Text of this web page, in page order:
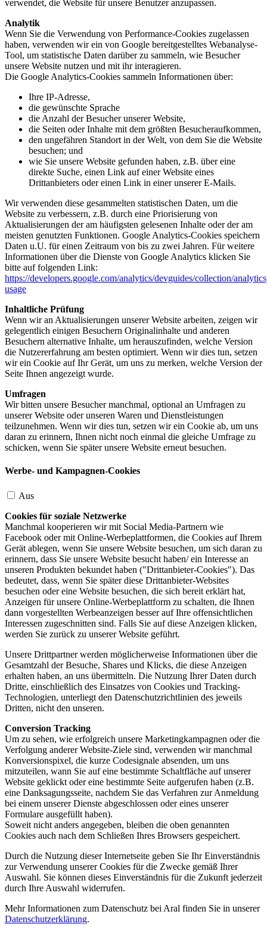
verwendet, die Website für unsere Benutzer anzupassen.
Analytik
Wenn Sie die Verwendung von Performance-Cookies zugelassen
haben, verwenden wir ein von Google bereitgestelltes Webanalyse-
Tool, um statistische Daten darüber zu sammeln, wie Besucher
unsere Website nutzen und mit ihr interagieren.
Die Google Analytics-Cookies sammeln Informationen über:
Ihre IP-Adresse,
die gewünschte Sprache
die Anzahl der Besucher unserer Website,
die Seiten oder Inhalte mit dem größten Besucheraufkommen,
den ungefähren Standort in der Welt, von dem Sie die Website
besuchen; und
wie Sie unsere Website gefunden haben, z.B. über eine
direkte Suche, einen Link auf einer Website eines
Drittanbieters oder einen Link in einer unserer E-Mails.
Wir verwenden diese gesammelten statistischen Daten, um die
Website zu verbessern, z.B. durch eine Priorisierung von
Aktualisierungen der am häufigsten gelesenen Inhalte oder der am
meisten genutzten Funktionen. Google Analytics-Cookies speichern
Daten u.U. für einen Zeitraum von bis zu zwei Jahren. Für weitere
Informationen über die Dienste von Google Analytics klicken Sie
bitte auf folgenden Link:
https://developers.google.com/analytics/devguides/collection/
usage
Inhaltliche Prüfung
Wenn wir an Aktualisierungen unserer Website arbeiten, zeigen wir
gelegentlich einigen Besuchern Originalinhalte und anderen
Besuchern alternative Inhalte, um herauszufinden, welche Version
die Nutzererfahrung am besten optimiert. Wenn wir dies tun, setzen
wir ein Cookie auf Ihr Gerät, um uns zu merken, welche Version der
Seite Ihnen angezeigt wurde.
Umfragen
Wir bitten unsere Besucher manchmal, optional an Umfragen zu
unserer Website oder unseren Waren und Dienstleistungen
teilzunehmen. Wenn wir dies tun, setzen wir ein Cookie ab, um uns
daran zu erinnern, Ihnen nicht noch einmal die gleiche Umfrage zu
schicken, wenn Sie später unsere Website erneut besuchen.
Werbe- und Kampagnen-Cookies
Aus
Cookies für soziale Netzwerke
Manchmal kooperieren wir mit Social Media-Partnern wie
Facebook oder mit Online-Werbeplattformen, die Cookies auf Ihrem
Gerät ablegen, wenn Sie unsere Website besuchen, um sich daran zu
erinnern, dass Sie unsere Website besucht haben/ ein Interesse an
unseren Produkten bekundet haben ("Drittanbieter-Cookies"). Das
bedeutet, dass, wenn Sie später diese Drittanbieter-Websites
besuchen oder eine Website besuchen, die sich bereit erklärt hat,
Anzeigen für unsere Online-Werbeplattform zu schalten, die Ihnen
dann vorgestellten Werbeanzeigen besser auf Ihre offensichtlichen
Interessen zugeschnitten sind. Falls Sie auf diese Anzeigen klicken,
werden Sie zurück zu unserer Website geführt.
Unsere Drittpartner werden möglicherweise Informationen über die
Gesamtzahl der Besuche, Shares und Klicks, die diese Anzeigen
erhalten haben, an uns übermitteln. Die Nutzung Ihrer Daten durch
Dritte, einschließlich des Einsatzes von Cookies und Tracking-
Technologien, unterliegt den Datenschutzrichtlinien des jeweils
Dritten, nicht den unseren.
Conversion Tracking
Um zu sehen, wie erfolgreich unsere Marketingkampagnen oder die
Verfolgung anderer Website-Ziele sind, verwenden wir manchmal
Konversionspixel, die kurze Codesignale absenden, um uns
mitzuteilen, wann Sie auf eine bestimmte Schaltfläche auf unserer
Website geklickt oder eine bestimmte Seite aufgerufen haben (z.B.
eine Danksagungsseite, nachdem Sie das Verfahren zur Anmeldung
bei einem unserer Dienste abgeschlossen oder eines unserer
Formulare ausgefüllt haben).
Soweit nicht anders angegeben, bleiben die oben genannten
Cookies auch nach dem Schließen Ihres Browsers gespeichert.
Durch die Nutzung dieser Internetseite geben Sie Ihr Einverständnis
zur Verwendung unserer Cookies für die Zwecke gemäß Ihrer
Auswahl. Sie können dieses Einverständnis für die Zukunft jederzeit
durch Ihre Auswahl widerrufen.
Mehr Informationen zum Datenschutz bei Aral finden Sie in unserer
Datenschutzerklärung.